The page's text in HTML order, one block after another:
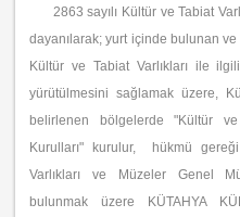
2863 sayılı Kültür ve Tabiat
dayanılarak; yurt içinde bulunan
Kültür ve Tabiat Varlıkları ile
yürütülmesini sağlamak üzere,
belirlenen bölgelerde "Kültür ve
Kurulları" kurulur, hükmü
Varlıkları ve Müzeler Genel
bulunmak üzere KÜTAHYA